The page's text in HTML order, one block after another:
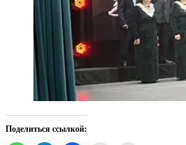
Поделиться ссылкой: